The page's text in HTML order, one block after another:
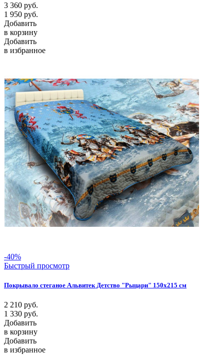
3 360 руб.
1 950 руб.
Добавить
в корзину
Добавить
в избранное
-40%
Быстрый просмотр
Покрывало стеганое Альвитек Детство "Рыцари" 150х215 см
2 210 руб.
1 330 руб.
Добавить
в корзину
Добавить
в избранное